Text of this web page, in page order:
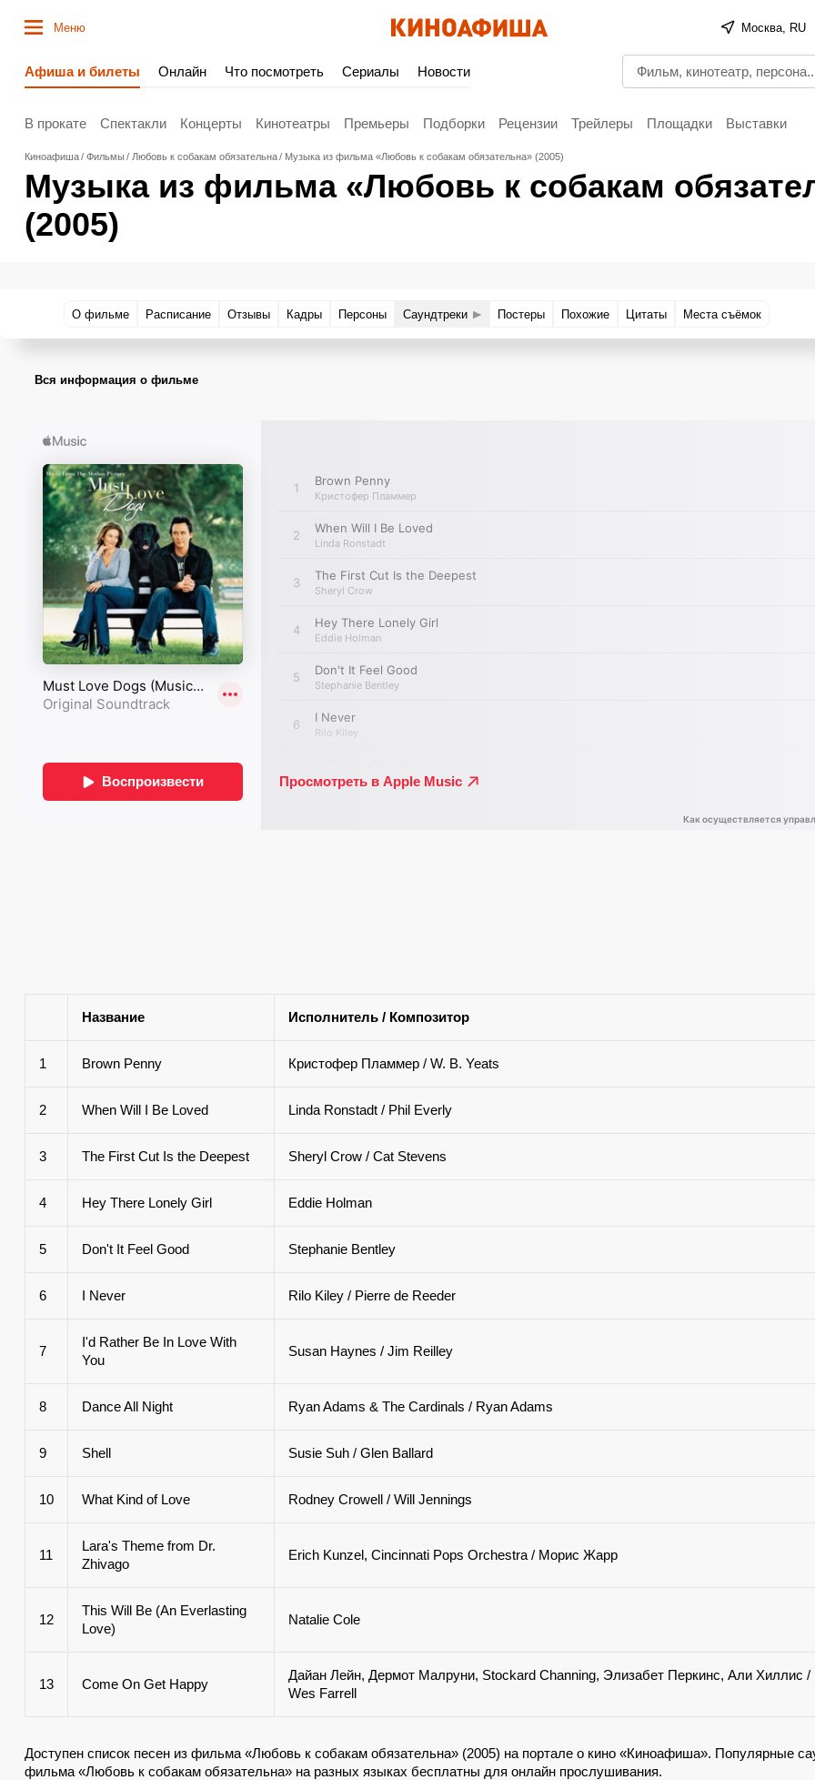
Меню Москва, RU
Афиша и билеты Онлайн Что посмотреть Сериалы Новости
В прокате Спектакли Концерты Кинотеатры Премьеры Подборки Рецензии Трейлеры Площадки Выставки
Киноафиша Фильмы Любовь к собакам обязательна Музыка из фильма «Любовь к собакам обязательна» (2005)
Музыка из фильма «Любовь к собакам
(2005)
О фильме Расписание Отзывы Кадры Персоны Саундтреки Постеры Похожие Цитаты Места съёмок
Вся информация о фильме
Название Исполнитель / Композитор
1 Brown Penny Кристофер Пламмер / W. B. Yeats
2 When Will I Be Loved Linda Ronstadt / Phil Everly
3 The First Cut Is the Deepest Sheryl Crow / Cat Stevens
4 Hey There Lonely Girl Eddie Holman
5 Don't It Feel Good Stephanie Bentley
6 I Never Rilo Kiley / Pierre de Reeder
7
I'd Rather Be In Love With
You
Susan Haynes / Jim Reilley
8 Dance All Night Ryan Adams & The Cardinals / Ryan Adams
9 Shell Susie Suh / Glen Ballard
10 What Kind of Love Rodney Crowell / Will Jennings
11
Lara's Theme from Dr.
Zhivago
Erich Kunzel, Cincinnati Pops Orchestra / Морис Жарр
12
This Will Be (An Everlasting
Love)
Natalie Cole
13 Come On Get Happy
Дайан Лейн, Дермот Малруни, Stockard Channing, Элизабет Перкинс, Али Хиллис /
Wes Farrell
Доступен список песен из фильма «Любовь к собакам обязательна» (2005) на портале о кино «Киноафиша». Популярные
фильма «Любовь к собакам обязательна» на разных языках бесплатны для онлайн прослушивания.